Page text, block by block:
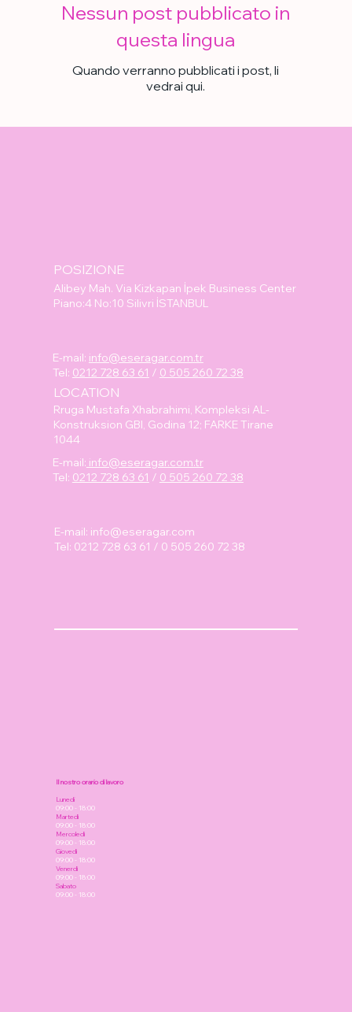
Nessun post pubblicato in
questa lingua
Quando verranno pubblicati i post, li
vedrai qui.
POSIZIONE
Alibey Mah. Via Kizkapan İpek Business Center
Piano:4 No:10 Silivri İSTANBUL
E-mail: info@eseragar.com.tr
Tel: 0212 728 63 61 / 0 505 260 72 38
E-mail: info@eseragar.com
Tel: 0212 728 63 61 / 0 505 260 72 38
Il nostro orario di lavoro
Lunedi
09:00 - 18:00
Martedì
09:00 - 18:00
Mercoledì
09:00 - 18:00
Giovedì
09:00 - 18:00
Venerdì
09:00 - 18:00
Sabato
09:00 - 18:00
LOCATION
Rruga Mustafa Xhabrahimi, Kompleksi AL-
Konstruksion GBI, Godina 12; FARKE Tirane
1044
E-mail: info@eseragar.com.tr
Tel: 0212 728 63 61 / 0 505 260 72 38